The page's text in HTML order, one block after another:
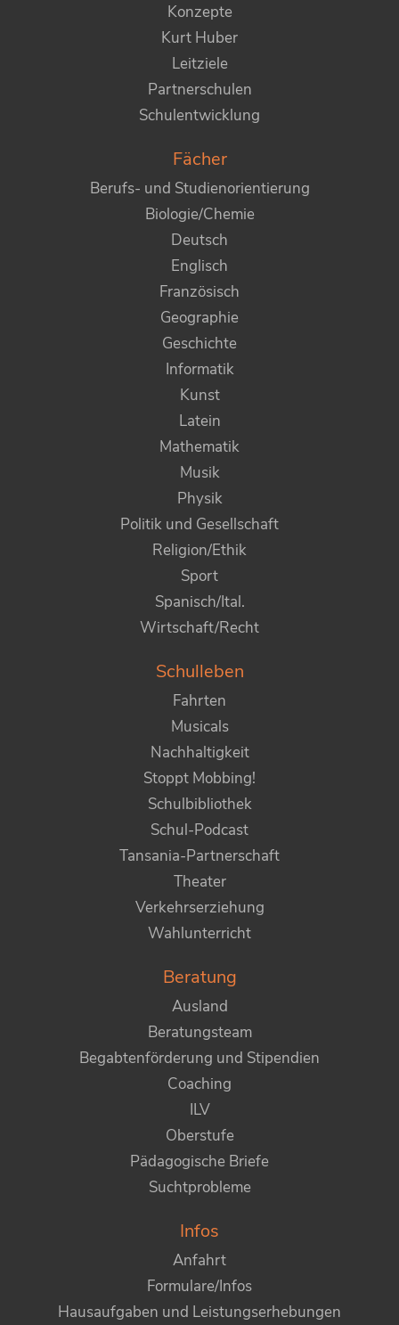
Konzepte
Kurt Huber
Leitziele
Partnerschulen
Schulentwicklung
Fächer
Berufs- und Studienorientierung
Biologie/Chemie
Deutsch
Englisch
Französisch
Geographie
Geschichte
Informatik
Kunst
Latein
Mathematik
Musik
Physik
Politik und Gesellschaft
Religion/Ethik
Sport
Spanisch/Ital.
Wirtschaft/Recht
Schulleben
Fahrten
Musicals
Nachhaltigkeit
Stoppt Mobbing!
Schulbibliothek
Schul-Podcast
Tansania-Partnerschaft
Theater
Verkehrserziehung
Wahlunterricht
Beratung
Ausland
Beratungsteam
Begabtenförderung und Stipendien
Coaching
ILV
Oberstufe
Pädagogische Briefe
Suchtprobleme
Infos
Anfahrt
Formulare/Infos
Hausaufgaben und Leistungserhebungen